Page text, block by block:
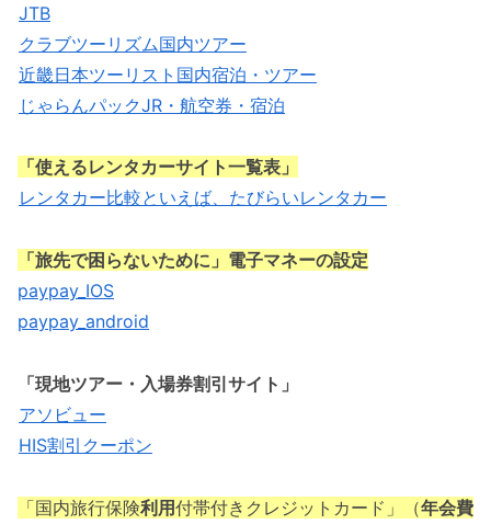
JTB
クラブツーリズム国内ツアー
近畿日本ツーリスト国内宿泊・ツアー
じゃらんパックJR・航空券・宿泊
「使えるレンタカーサイト一覧表」
レンタカー比較といえば、たびらいレンタカー
「旅先で困らないために」電子マネーの設定
paypay_IOS
paypay_android
「現地ツアー・入場券割引サイト」
アソビュー
HIS割引クーポン
「国内旅行保険利用付帯付きクレジットカード」（年会費